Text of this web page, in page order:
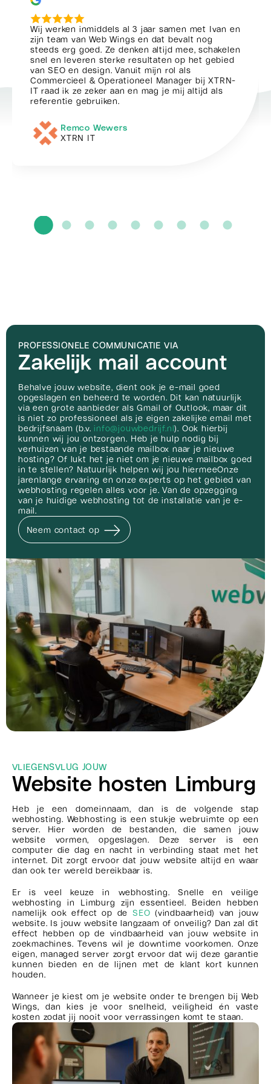
Wij werken inmiddels al 3 jaar samen met Ivan en
zijn team van Web Wings en dat bevalt nog
steeds erg goed. Ze denken altijd mee, schakelen
snel en leveren sterke resultaten op het gebied
van SEO en design. Vanuit mijn rol als
Commercieel & Operationeel Manager bij XTRN-
IT raad ik ze zeker aan en mag je mij altijd als
referentie gebruiken.
Remco Wewers
XTRN IT
PROFESSIONELE COMMUNICATIE VIA
Zakelijk mail account
Behalve jouw website, dient ook je e-mail goed
opgeslagen en beheerd te worden. Dit kan natuurlijk
via een grote aanbieder als Gmail of Outlook, maar dit
is niet zo professioneel als je eigen zakelijke email met
bedrijfsnaam (b.v.info@jouwbedrijf.nl). Ook hierbij
kunnen wij jou ontzorgen. Heb je hulp nodig bij
verhuizen van je bestaande mailbox naar je nieuwe
hosting? Of lukt het je niet om je nieuwe mailbox goed
in te stellen? Natuurlijk helpen wij jou hiermeeOnze
jarenlange ervaring en onze experts op het gebied van
webhosting regelen alles voor je. Van de opzegging
van je huidige webhosting tot de installatie van je e-
mail.
Neem contact op
VLIEGENSVLUG JOUW
Website hosten Limburg
Heb je een domeinnaam, dan is de volgende stap
webhosting. Webhosting is een stukje webruimte op een
server. Hier worden de bestanden, die samen jouw
website vormen, opgeslagen. Deze server is een
computer die dag en nacht in verbinding staat met het
internet. Dit zorgt ervoor dat jouw website altijd en waar
dan ook ter wereld bereikbaar is.
Er is veel keuze in webhosting. Snelle en veilige
webhosting in Limburg zijn essentieel. Beiden hebben
namelijk ook effect op de SEO (vindbaarheid) van jouw
website. Is jouw website langzaam of onveilig? Dan zal dit
effect hebben op de vindbaarheid van jouw website in
zoekmachines. Tevens wil je downtime voorkomen. Onze
eigen, managed server zorgt ervoor dat wij deze garantie
kunnen bieden en de lijnen met de klant kort kunnen
houden.
Wanneer je kiest om je website onder te brengen bij Web
Wings, dan kies je voor snelheid, veiligheid én vaste
kosten zodat jij nooit voor verrassingen komt te staan.